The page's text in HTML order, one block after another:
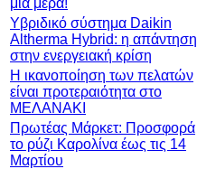
Υβριδικό σύστημα Daikin
Altherma Hybrid: η απάντηση
στην ενεργειακή κρίση
Η ικανοποίηση των πελατών
είναι προτεραιότητα στο
ΜΕΛΑΝΑΚΙ
Πρωτέας Μάρκετ: Προσφορά
το ρύζι Καρολίνα έως τις 14
Μαρτίου